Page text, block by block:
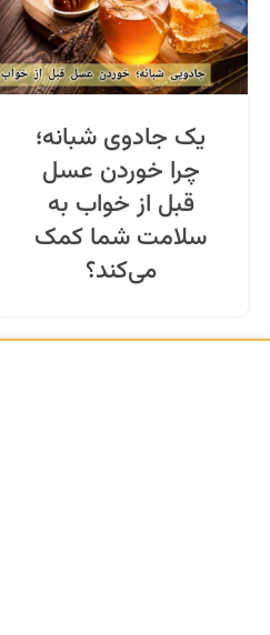
یک جادوی شبانه؛
چرا خوردن عسل
قبل از خواب به
سلامت شما کمک
می‌کند؟